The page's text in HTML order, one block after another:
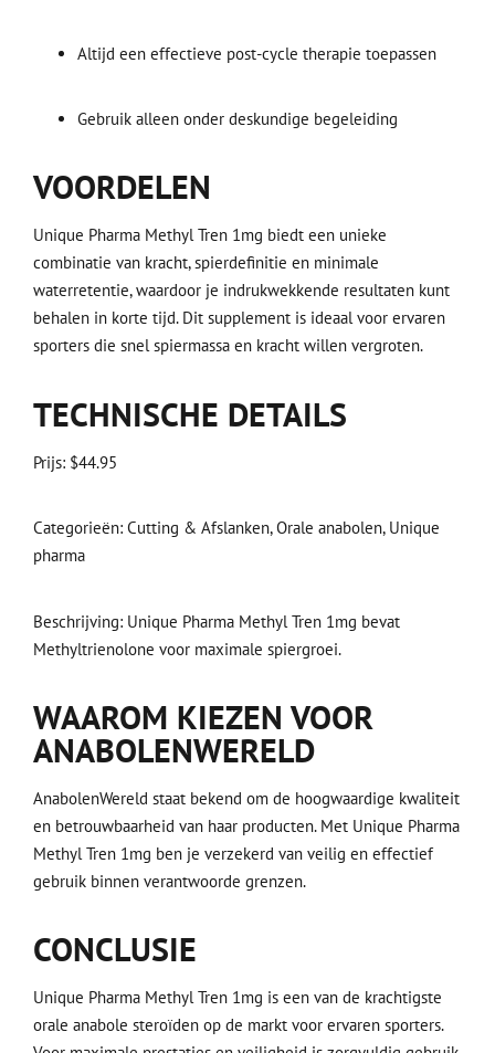
Altijd een effectieve post-cycle therapie toepassen
Gebruik alleen onder deskundige begeleiding
VOORDELEN
Unique Pharma Methyl Tren 1mg biedt een unieke
combinatie van kracht, spierdefinitie en minimale
waterretentie, waardoor je indrukwekkende resultaten kunt
behalen in korte tijd. Dit supplement is ideaal voor ervaren
sporters die snel spiermassa en kracht willen vergroten.
TECHNISCHE DETAILS
Prijs: $44.95
Categorieën: Cutting & Afslanken, Orale anabolen, Unique
pharma
Beschrijving: Unique Pharma Methyl Tren 1mg bevat
Methyltrienolone voor maximale spiergroei.
WAAROM KIEZEN VOOR
ANABOLENWERELD
AnabolenWereld staat bekend om de hoogwaardige kwaliteit
en betrouwbaarheid van haar producten. Met Unique Pharma
Methyl Tren 1mg ben je verzekerd van veilig en effectief
gebruik binnen verantwoorde grenzen.
CONCLUSIE
Unique Pharma Methyl Tren 1mg is een van de krachtigste
orale anabole steroïden op de markt voor ervaren sporters.